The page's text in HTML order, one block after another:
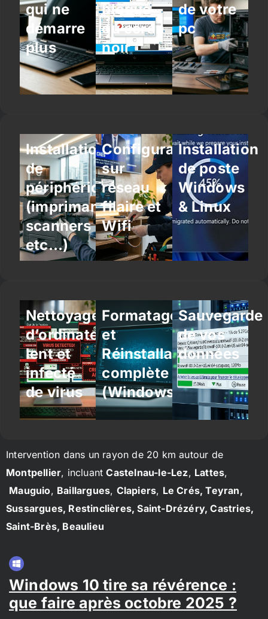
qui ne
démarre
plus
bloqué
ou écran
noir
de votre
pc
Installation
de
périphériques
(imprimantes,
scanners
etc…)
Configuration
sur
réseau
filaire et
Wifi
Installation
de poste
Windows
& Linux
Nettoyage
d’ordinateur
lent et
infecté
de virus
Formatage
et
Réinstallation
complète
(Windows/Linux)
Sauvegarde
de vos
données
Intervention dans un rayon de 20 km autour de
Montpellier, incluantCastelnau-le-Lez, Lattes,
Mauguio, Baillargues, Clapiers, Le Crés, Teyran,
Sussargues, Restinclières, Saint-Drézéry, Castries,
Saint-Brès, Beaulieu
Windows 10 tire sa révérence :
que faire après octobre 2025 ?